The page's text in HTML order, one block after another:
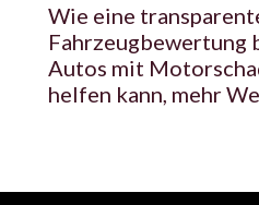
Wie eine
Fahrzeugbewertung
Autos mit
helfen kann, mehr